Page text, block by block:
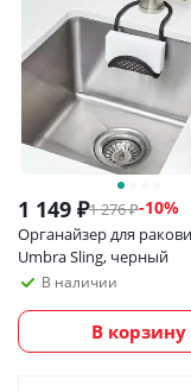
1 149 ₽1 276₽-10%
Органайзер для
Umbra Sling, черный
В наличии
В корзину